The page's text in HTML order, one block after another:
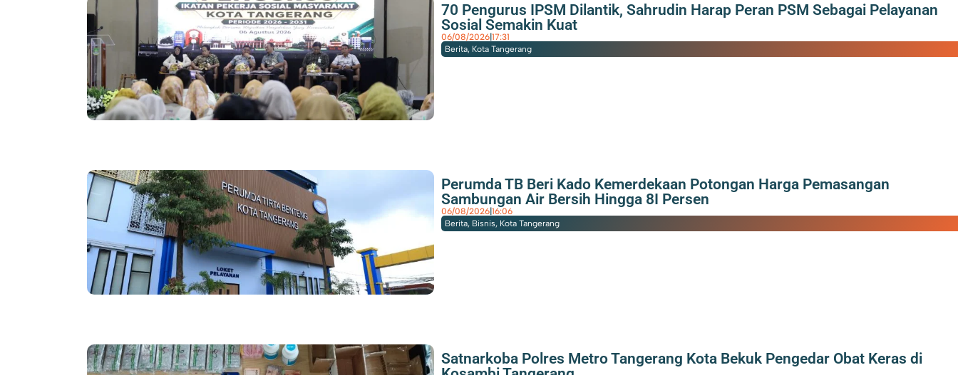
70 Pengurus IPSM Dilantik, Sahrudin Harap Peran PSM Sebagai Pelayanan
Sosial Semakin Kuat
06/08/2026| 17:31
Berita, Kota Tangerang
Perumda TB Beri Kado Kemerdekaan Potongan Harga Pemasangan
Sambungan Air Bersih Hingga 8I Persen
06/08/2026| 16:06
Berita, Bisnis, Kota Tangerang
Satnarkoba Polres Metro Tangerang Kota Bekuk Pengedar Obat Keras di